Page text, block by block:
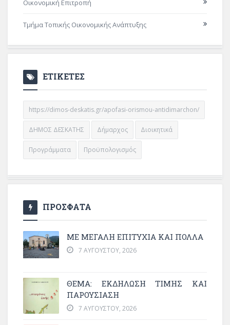
Οικονομική Επιτροπή
Τμήμα Τοπικής Οικονομικής Ανάπτυξης
ΕΤΙΚΕΤΕΣ
https://dimos-deskatis.gr/apofasi-orismou-antidimarchon/
ΔΗΜΟΣ ΔΕΣΚΑΤΗΣ Δήμαρχος Διοικητικά
Προγράμματα Προϋπολογισμός
ΠΡΟΣΦΑΤΑ
ΜΕ ΜΕΓΆΛΗ ΕΠΙΤΥΧΊΑ ΚΑΙ ΠΟΛΛΆ
7 ΑΥΓΟΎΣΤΟΥ, 2026
ΘΈΜΑ: ΕΚΔΉΛΩΣΗ ΤΙΜΉΣ ΚΑΙ
ΠΑΡΟΥΣΊΑΣΗ
7 ΑΥΓΟΎΣΤΟΥ, 2026